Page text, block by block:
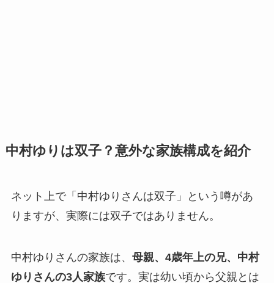
中村ゆりは双子？意外な家族構成を紹介
ネット上で「中村ゆりさんは双子」という噂があ
りますが、実際には双子ではありません。
中村ゆりさんの家族は、 母親、4歳年上の兄、中村
ゆりさんの3人家族です。実は幼い頃から父親とは